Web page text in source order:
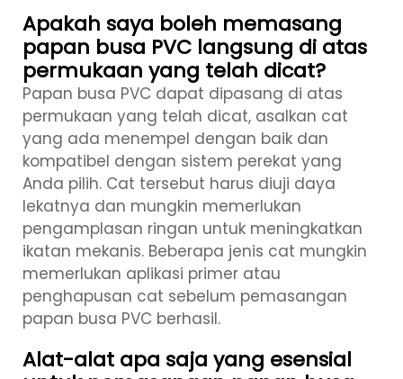
Apakah saya boleh memasang
papan busa PVC langsung di atas
permukaan yang telah dicat?
Papan busa PVC dapat dipasang di atas
permukaan yang telah dicat, asalkan cat
yang ada menempel dengan baik dan
kompatibel dengan sistem perekat yang
Anda pilih. Cat tersebut harus diuji daya
lekatnya dan mungkin memerlukan
pengamplasan ringan untuk meningkatkan
ikatan mekanis. Beberapa jenis cat mungkin
memerlukan aplikasi primer atau
penghapusan cat sebelum pemasangan
papan busa PVC berhasil.
Alat-alat apa saja yang esensial